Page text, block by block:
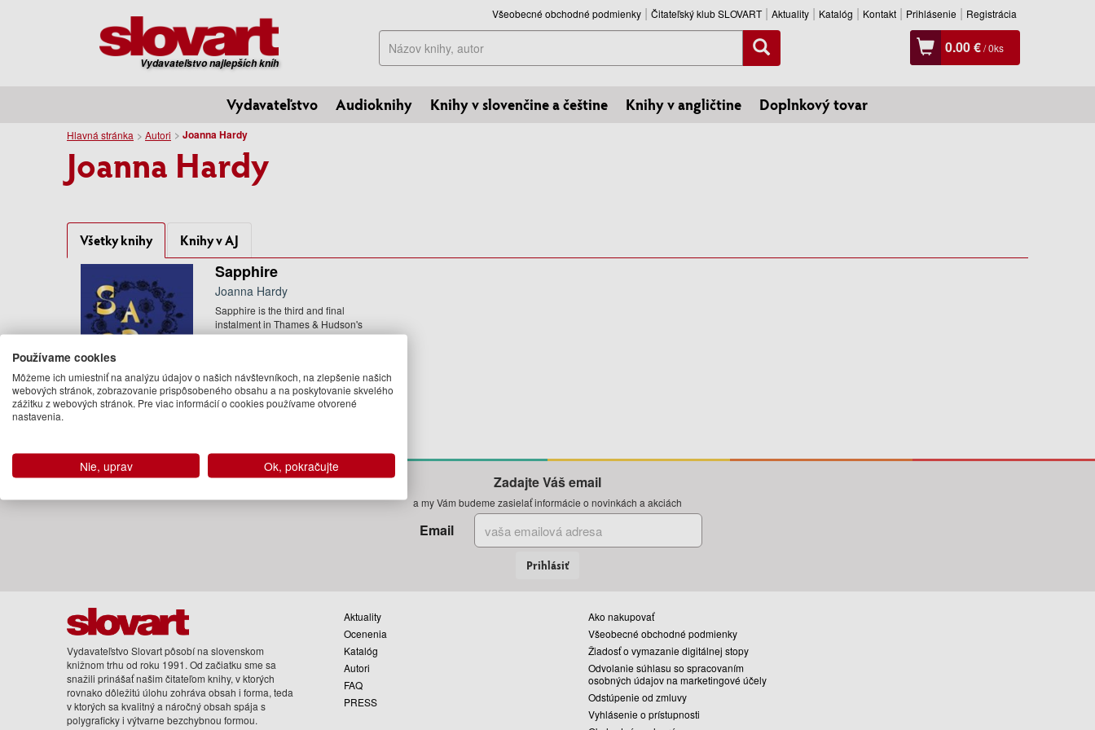
Vydavateľstvo najlepších kníh
Všeobecné obchodné podmienky Čitateľský klub SLOVART Aktuality Katalóg Kontakt Prihlásenie Registrácia
Hľadať 0.00 €/0ks
Vydavateľstvo Audioknihy Knihy v slovenčine a češtine Knihy v angličtine Doplnkový tovar
Hlavná stránka Autori Joanna Hardy
Joanna Hardy
Všetky knihy Knihy v AJ
Sapphire
Joanna Hardy
Sapphire is the third and final
instalment in Thames & Hudson's
showstopping series on ...
Na objednávku
Zadajte Váš email
a my Vám budeme zasielať informácie o novinkách a akciách
Email
Prihlásiť
Vydavateľstvo Slovart pôsobí na slovenskom
knižnom trhu od roku 1991. Od začiatku sme sa
snažili prinášať našim čitateľom knihy, v ktorých
rovnako dôležitú úlohu zohráva obsah i forma, teda
v ktorých sa kvalitný a náročný obsah spája s
polygraficky i výtvarne bezchybnou formou.
Aktuality
Ocenenia
Katalóg
Autori
FAQ
PRESS
Ako nakupovať
Všeobecné obchodné podmienky
Žiadosť o vymazanie digitálnej stopy
Odvolanie súhlasu so spracovaním
osobných údajov na marketingové účely
Odstúpenie od zmluvy
Vyhlásenie o prístupnosti
Používame cookies
Môžeme ich umiestniť na analýzu údajov o našich návštevníkoch, na zlepšenie našich
webových stránok, zobrazovanie prispôsobeného obsahu a na poskytovanie skvelého
zážitku z webových stránok. Pre viac informácií o cookies používame otvorené
nastavenia.
Nie, uprav Ok, pokračujte